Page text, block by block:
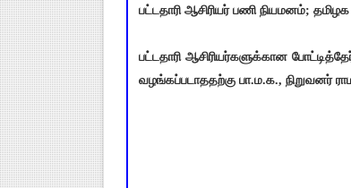
பட்டதாரி ஆசிரியர் பணி நியமனம்;
பட்டதாரி ஆசிரியர்களுக்கான
வழங்கப்படாததற்கு பா.ம.க., நிறுவனர்